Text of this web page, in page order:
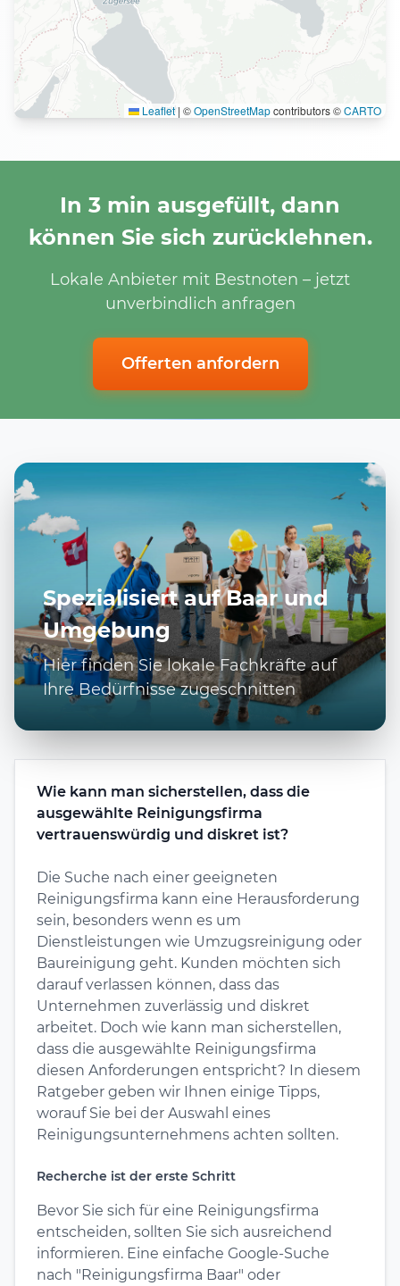
Leaflet | ©OpenStreetMapcontributors ©CARTO
In 3 min ausgefüllt, dann
können Sie sich zurücklehnen.
Lokale Anbieter mit Bestnoten – jetzt
unverbindlich anfragen
Offerten anfordern
Spezialisiert auf Baar und
Umgebung
Hier finden Sie lokale Fachkräfte auf
Ihre Bedürfnisse zugeschnitten
Wie kann man sicherstellen, dass die
ausgewählte Reinigungsfirma
vertrauenswürdig und diskret ist?
Die Suche nach einer geeigneten
Reinigungsfirma kann eine Herausforderung
sein, besonders wenn es um
Dienstleistungen wie Umzugsreinigung oder
Baureinigung geht. Kunden möchten sich
darauf verlassen können, dass das
Unternehmen zuverlässig und diskret
arbeitet. Doch wie kann man sicherstellen,
dass die ausgewählte Reinigungsfirma
diesen Anforderungen entspricht? In diesem
Ratgeber geben wir Ihnen einige Tipps,
worauf Sie bei der Auswahl eines
Reinigungsunternehmens achten sollten.
Recherche ist der erste Schritt
Bevor Sie sich für eine Reinigungsfirma
entscheiden, sollten Sie sich ausreichend
informieren. Eine einfache Google-Suche
nach "Reinigungsfirma Baar" oder